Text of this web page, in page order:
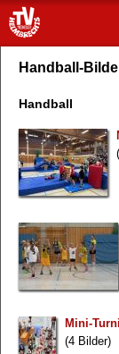
Handball-
Handball
Mini-
(4 Bilder)